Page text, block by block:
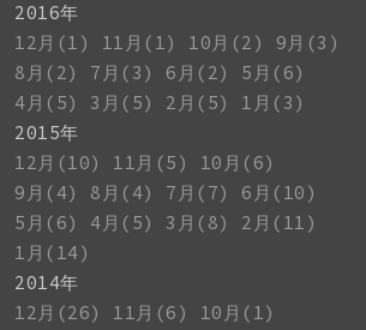
2016年
12月(1)
11月(1) 10月(2)
9月(3)
8月(2)
7月(3) 6月(2)
5月(6)
4月(5)
3月(5) 2月(5)
1月(3)
2015年
12月(10)
11月(5)
10月(6)
9月(4)
8月(4) 7月(7)
6月(10)
5月(6)
4月(5) 3月(8)
2月(11)
1月(14)
2014年
12月(26)
11月(6)
10月(1)